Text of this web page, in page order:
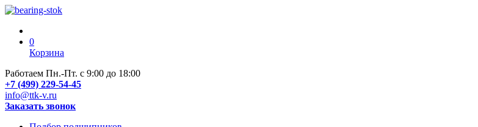
0
Корзина
Работаем Пн.-Пт. с 9:00 до 18:00
+7 (499) 229-54-45
info@ttk-v.ru
Заказать звонок